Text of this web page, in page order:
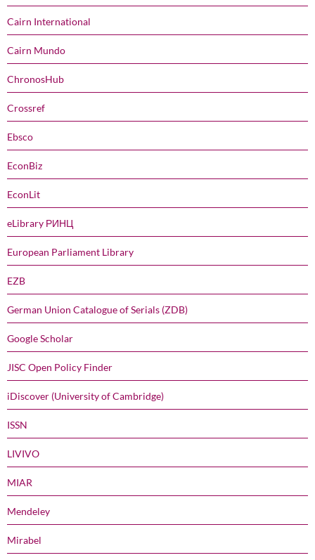
Cairn International
Cairn Mundo
ChronosHub
Crossref
Ebsco
EconBiz
EconLit
eLibrary РИНЦ
European Parliament Library
EZB
German Union Catalogue of Serials (ZDB)
Google Scholar
JISC Open Policy Finder
iDiscover (University of Cambridge)
ISSN
LIVIVO
MIAR
Mendeley
Mirabel